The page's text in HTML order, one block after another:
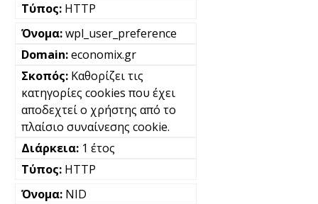
HTTP
wpl_user_preference
economix.gr
Καθορίζει τις
κατηγορίες cookies που έχει
αποδεχτεί ο χρήστης από το
πλαίσιο συναίνεσης cookie.
1 έτος
HTTP
NID